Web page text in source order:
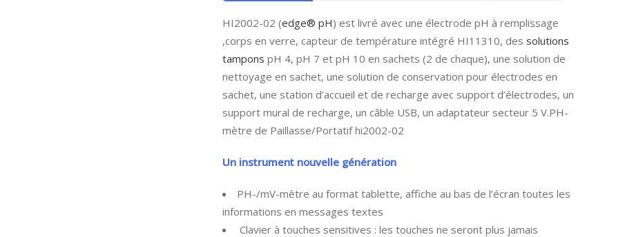
HI2002-02 (edge® pH) est livré avec une électrode pH à remplissage
,corps en verre, capteur de température intégré HI11310, des solutions
tampons pH 4, pH 7 et pH 10 en sachets (2 de chaque), une solution de
nettoyage en sachet, une solution de conservation pour électrodes en
sachet, une station d’accueil et de recharge avec support d’électrodes, un
support mural de recharge, un câble USB, un adaptateur secteur 5 V.PH-
mètre de Paillasse/Portatif hi2002-02
Un instrument nouvelle génération
PH-/mV-mètre au format tablette, affiche au bas de l’écran toutes les
informations en messages textes
Clavier à touches sensitives : les touches ne seront plus jamais